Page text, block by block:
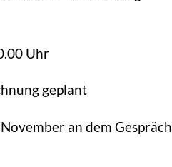
Uhr
geplant
an dem Gespräch